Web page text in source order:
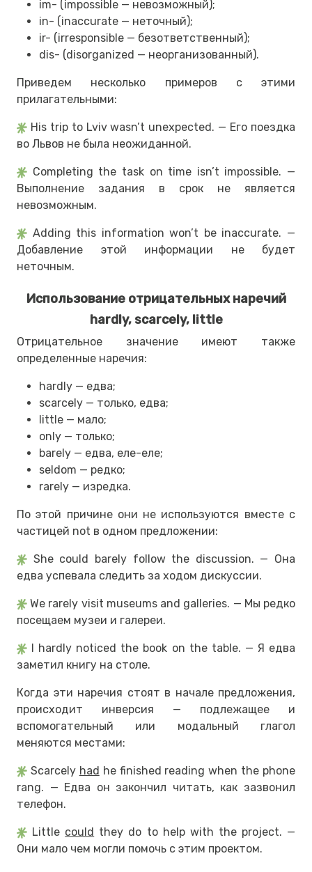
im- (impossible — невозможный);
in- (inaccurate — неточный);
ir- (irresponsible — безответственный);
dis- (disorganized — неорганизованный).
Приведем несколько примеров с этими
прилагательными:
His trip to Lviv wasn’t unexpected. — Его поездка
во Львов не была неожиданной.
Completing the task on time isn’t impossible. —
Выполнение задания в срок не является
невозможным.
Adding this information won’t be inaccurate. —
Добавление этой информации не будет
неточным.
Использование отрицательных наречий
hardly, scarcely, little
Отрицательное значение имеют также
определенные наречия:
hardly — едва;
scarcely — только, едва;
little — мало;
only — только;
barely — едва, еле-еле;
seldom — редко;
rarely — изредка.
По этой причине они не используются вместе с
частицей not в одном предложении:
She could barely follow the discussion. — Она
едва успевала следить за ходом дискуссии.
We rarely visit museums and galleries. — Мы редко
посещаем музеи и галереи.
I hardly noticed the book on the table. — Я едва
заметил книгу на столе.
Когда эти наречия стоят в начале предложения,
происходит инверсия — подлежащее и
вспомогательный или модальный глагол
меняются местами:
Scarcely had he finished reading when the phone
rang. — Едва он закончил читать, как зазвонил
телефон.
Little could they do to help with the project. —
Они мало чем могли помочь с этим проектом.